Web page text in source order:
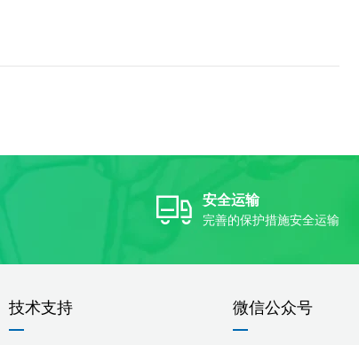
安全运输
完善的保护措施安全运输
微信公众号
技术支持